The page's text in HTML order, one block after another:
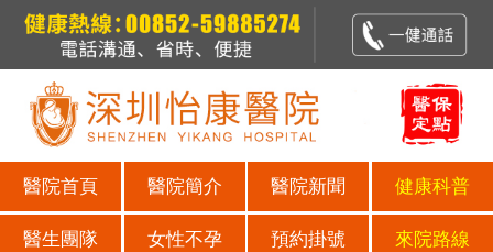
醫院首頁 醫院簡介 醫院新聞 健康科普
醫生團隊 女性不孕 預約掛號 來院路線